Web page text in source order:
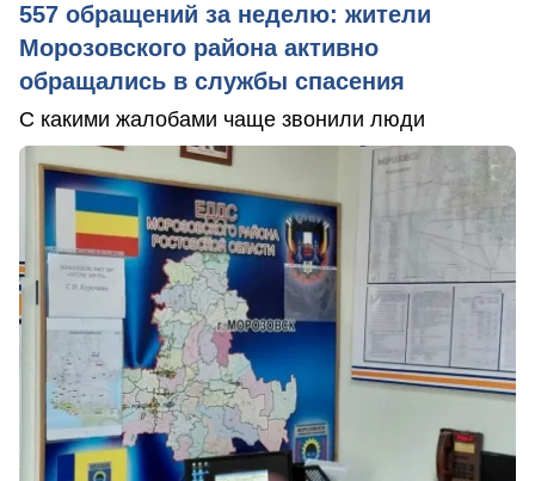
557 обращений за неделю: жители
Морозовского района активно
обращались в службы спасения
С какими жалобами чаще звонили люди